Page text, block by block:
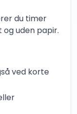
du timer
uden papir.
ved korte